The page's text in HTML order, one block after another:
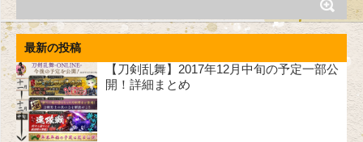
最新の投稿
【刀剣乱舞】2017年12月中旬の予定一部公
開！詳細まとめ